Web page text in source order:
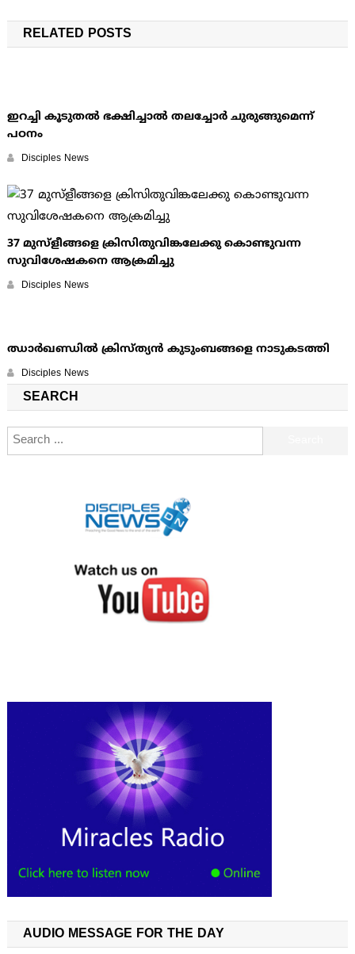
RELATED POSTS
ഇറച്ചി കൂടുതല്‍ ഭക്ഷിച്ചാല്‍ തലച്ചോര്‍ ചുരുങ്ങുമെന്ന്
പഠനം
Disciples News
37 മുസ്ളീങ്ങളെ ക്രിസിതുവിങ്കലേക്കു കൊണ്ടുവന്ന
സുവിശേഷകനെ ആക്രമിച്ചു
Disciples News
ഝാര്‍ഖണ്ഡില്‍ ക്രിസ്ത്യന്‍ കുടുംബങ്ങളെ നാടുകടത്തി
Disciples News
SEARCH
AUDIO MESSAGE FOR THE DAY